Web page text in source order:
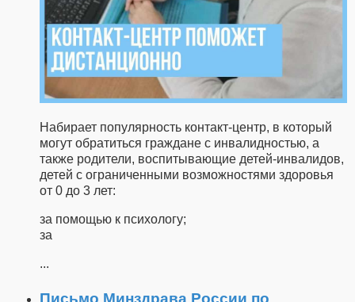
Набирает популярность контакт-центр, в который
могут обратиться граждане с инвалидностью, а
также родители, воспитывающие детей-инвалидов,
детей с ограниченными возможностями здоровья
от 0 до 3 лет:
за помощью к психологу;
за
...
Письмо Минздрава России по